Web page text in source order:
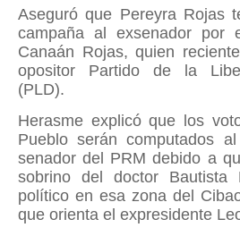
Aseguró que Pereyra Rojas
campaña al exsenador por
Canaán Rojas, quien
opositor Partido de la
(PLD).
Herasme explicó que los
Pueblo serán computados
senador del PRM debido a
sobrino del doctor Bautista
político en esa zona del
que orienta el expresidente